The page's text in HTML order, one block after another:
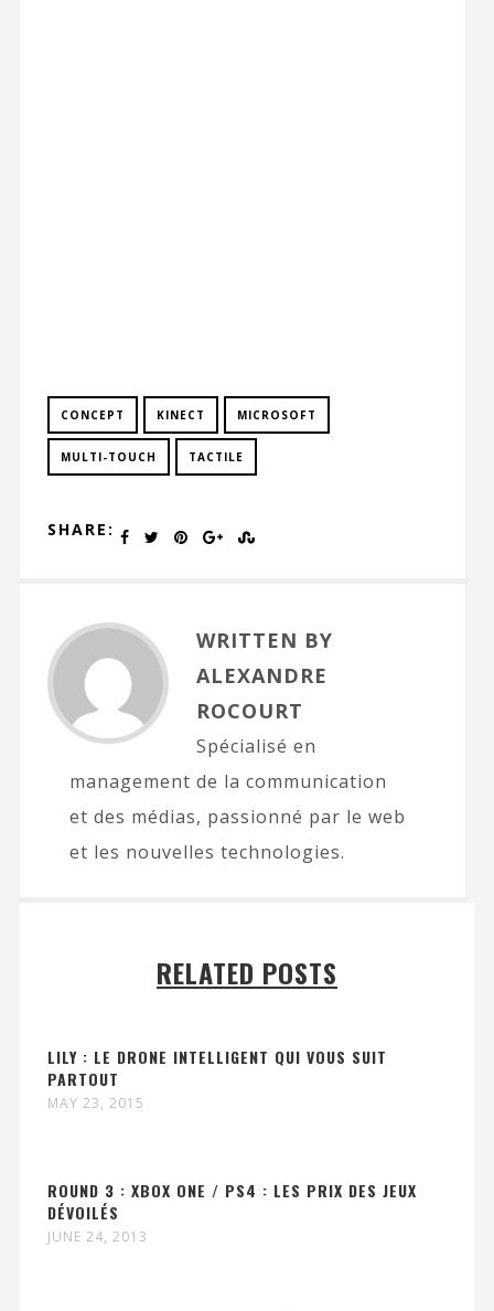
CONCEPT KINECT MICROSOFT
MULTI-TOUCH TACTILE
SHARE:
WRITTEN BY
ALEXANDRE
ROCOURT
Spécialisé en
management de la communication
et des médias, passionné par le web
et les nouvelles technologies.
RELATED POSTS
LILY : LE DRONE INTELLIGENT QUI VOUS SUIT
PARTOUT
MAY 23, 2015
ROUND 3 : XBOX ONE / PS4 : LES PRIX DES JEUX
DÉVOILÉS
JUNE 24, 2013